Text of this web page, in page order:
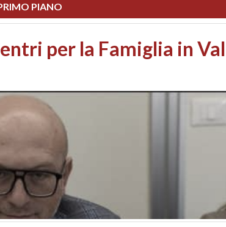
PIANO
un chiosco sul
edilizi e occupazione